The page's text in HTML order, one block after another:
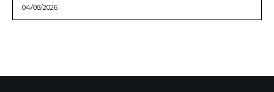
04/08/2026